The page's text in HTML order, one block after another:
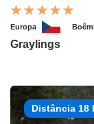
Europa
Graylings
Distância 18